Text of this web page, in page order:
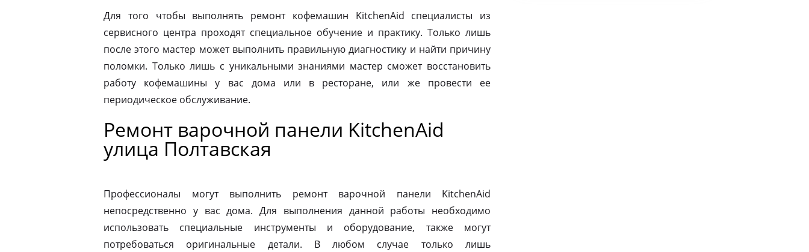
Для того чтобы выполнять ремонт кофемашин KitchenAid специалисты из
сервисного центра проходят специальное обучение и практику. Только лишь
после этого мастер может выполнить правильную диагностику и найти причину
поломки. Только лишь с уникальными знаниями мастер сможет восстановить
работу кофемашины у вас дома или в ресторане, или же провести ее
периодическое обслуживание.
Ремонт варочной панели KitchenAid
улица Полтавская
Профессионалы могут выполнить ремонт варочной панели KitchenAid
непосредственно у вас дома. Для выполнения данной работы необходимо
использовать специальные инструменты и оборудование, также могут
потребоваться оригинальные детали. В любом случае только лишь